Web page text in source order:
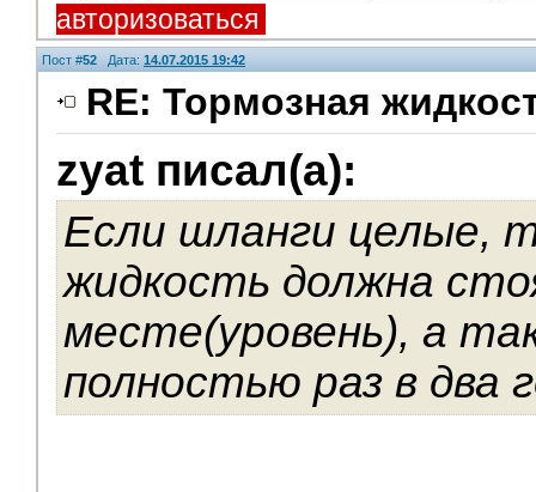
авторизоваться
Пост #52 Дата: 14.07.2015 19:42
RE: Тормозная
zyat писал(а):
Если шланги целые,
жидкость должна
месте(уровень), а
полностью раз в два